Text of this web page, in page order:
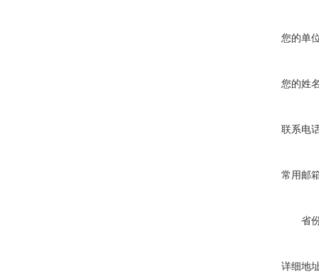
您的单
您的姓
联系电
常用邮
省
详细地